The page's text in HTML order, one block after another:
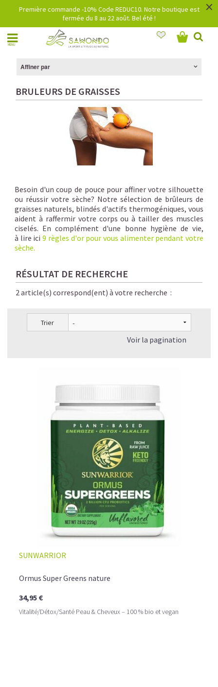
Première commande -10% Code REDUC10. Notre boutique est
fermée du 8 au 22 août. Bel été !
×
MENU
Affiner par
BRULEURS DE GRAISSES
Besoin d'un coup de pouce pour affiner votre silhouette
ou réussir votre sèche? Notre sélection de brûleurs de
graisses naturels, blindés d'actifs thermogéniques, vous
aident à raffermir votre corps ou à tailler des muscles
ciselés. En complément d'une bonne hygiène de vie,
à lire ici9 règles d'or pour vous alimenter pendant votre
sèche.
RÉSULTAT DE RECHERCHE
2 article(s) correspond(ent) à votre recherche :
Trier
Voir la pagination
SUNWARRIOR
Ormus Super Greens nature
34,95 €
Vitalité/Détox/Santé Peau & Cheveux – 100 % bio et vegan